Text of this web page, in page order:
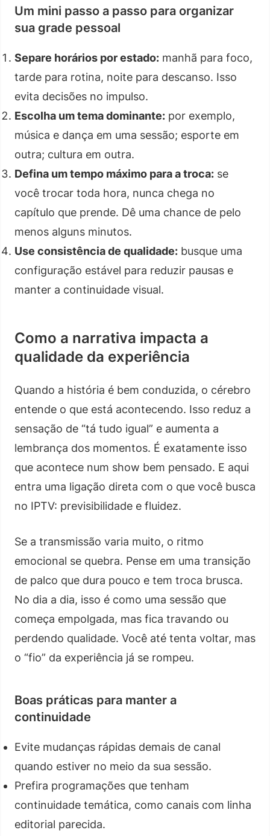
Um mini passo a passo para organizar
sua grade pessoal
Separe horários por estado: manhã para foco,
tarde para rotina, noite para descanso. Isso
evita decisões no impulso.
Escolha um tema dominante: por exemplo,
música e dança em uma sessão; esporte em
outra; cultura em outra.
Defina um tempo máximo para a troca: se
você trocar toda hora, nunca chega no
capítulo que prende. Dê uma chance de pelo
menos alguns minutos.
Use consistência de qualidade: busque uma
configuração estável para reduzir pausas e
manter a continuidade visual.
Como a narrativa impacta a
qualidade da experiência
Quando a história é bem conduzida, o cérebro
entende o que está acontecendo. Isso reduz a
sensação de “tá tudo igual” e aumenta a
lembrança dos momentos. É exatamente isso
que acontece num show bem pensado. E aqui
entra uma ligação direta com o que você busca
no IPTV: previsibilidade e fluidez.
Se a transmissão varia muito, o ritmo
emocional se quebra. Pense em uma transição
de palco que dura pouco e tem troca brusca.
No dia a dia, isso é como uma sessão que
começa empolgada, mas fica travando ou
perdendo qualidade. Você até tenta voltar, mas
o “fio” da experiência já se rompeu.
Boas práticas para manter a
continuidade
Evite mudanças rápidas demais de canal
quando estiver no meio da sua sessão.
Prefira programações que tenham
continuidade temática, como canais com linha
editorial parecida.